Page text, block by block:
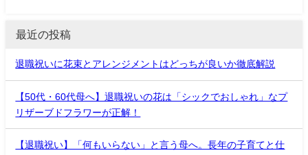
最近の投稿
退職祝いに花束とアレンジメントはどっちが良いか徹底解説
【50代・60代母へ】退職祝いの花は「シックでおしゃれ」なプ
リザーブドフラワーが正解！
【退職祝い】「何もいらない」と言う母へ。長年の子育てと仕